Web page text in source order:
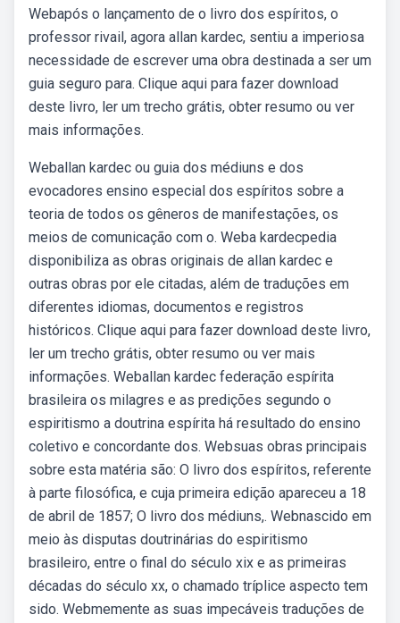
Webapós o lançamento de o livro dos espíritos, o
professor rivail, agora allan kardec, sentiu a imperiosa
necessidade de escrever uma obra destinada a ser um
guia seguro para. Clique aqui para fazer download
deste livro, ler um trecho grátis, obter resumo ou ver
mais informações.
Weballan kardec ou guia dos médiuns e dos
evocadores ensino especial dos espíritos sobre a
teoria de todos os gêneros de manifestações, os
meios de comunicação com o. Weba kardecpedia
disponibiliza as obras originais de allan kardec e
outras obras por ele citadas, além de traduções em
diferentes idiomas, documentos e registros
históricos. Clique aqui para fazer download deste livro,
ler um trecho grátis, obter resumo ou ver mais
informações. Weballan kardec federação espírita
brasileira os milagres e as predições segundo o
espiritismo a doutrina espírita há resultado do ensino
coletivo e concordante dos. Websuas obras principais
sobre esta matéria são: O livro dos espíritos, referente
à parte filosófica, e cuja primeira edição apareceu a 18
de abril de 1857; O livro dos médiuns,. Webnascido em
meio às disputas doutrinárias do espiritismo
brasileiro, entre o final do século xix e as primeiras
décadas do século xx, o chamado tríplice aspecto tem
sido. Webmemente as suas impecáveis traduções de